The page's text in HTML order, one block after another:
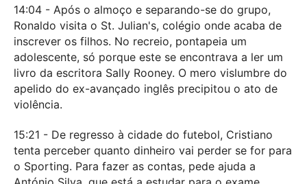
14:04 - Após o almoço e separando-se do grupo,
Ronaldo visita o St. Julian's, colégio onde acaba de
inscrever os filhos. No recreio, pontapeia um
adolescente, só porque este se encontrava a ler um
livro da escritora Sally Rooney. O mero vislumbre do
apelido do ex-avançado inglês precipitou o ato de
violência.
15:21 - De regresso à cidade do futebol, Cristiano
tenta perceber quanto dinheiro vai perder se for para
o Sporting. Para fazer as contas, pede ajuda a